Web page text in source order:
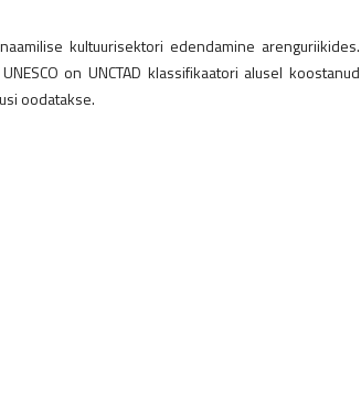
kultuurisektori edendamine arenguriikides.
on UNCTAD klassifikaatori alusel koostanud
oodatakse.